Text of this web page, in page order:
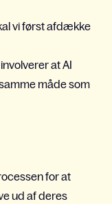
vi først afdække
at AI
måde som
for at
ud af deres